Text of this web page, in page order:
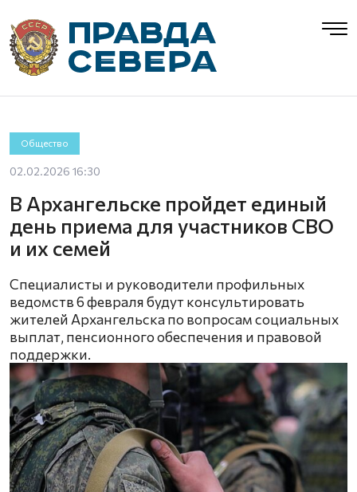
Общество
02.02.2026 16:30
В Архангельске пройдет единый
день приема для участников СВО
и их семей
Специалисты и руководители профильных
ведомств 6 февраля будут консультировать
жителей Архангельска по вопросам социальных
выплат, пенсионного обеспечения и правовой
поддержки.